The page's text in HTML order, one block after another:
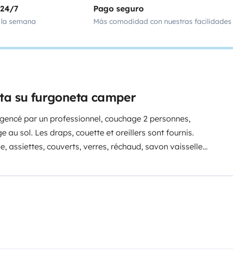
7
semana
Pago seguro
Más comodidad con nuestras
su furgoneta camper
par un professionnel, couchage 2 personnes,
au sol. Les draps, couette et oreillers sont fournis.
assiettes, couverts, verres, réchaud, savon vaisselle,
pliable + siège pliable en plus de la banquette du
à l’extérieur. Store sur le côté du véhicule. Volet